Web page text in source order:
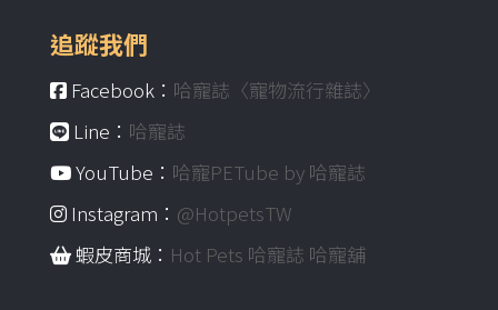
追蹤我們
Facebook： 哈寵誌〈寵物流行雜誌〉
Line： 哈寵誌
YouTube： 哈寵PETube by 哈寵誌
Instagram： @HotpetsTW
蝦皮商城： Hot Pets 哈寵誌 哈寵舖